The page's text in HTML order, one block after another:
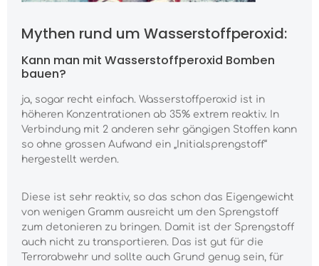
Mythen rund um Wasserstoffperoxid:
Kann man mit Wasserstoffperoxid Bomben
bauen?
ja, sogar recht einfach. Wasserstoffperoxid ist in
höheren Konzentrationen ab 35% extrem reaktiv. In
Verbindung mit 2 anderen sehr gängigen Stoffen kann
so ohne grossen Aufwand ein „Initialsprengstoff“
hergestellt werden.
Diese ist sehr reaktiv, so das schon das Eigengewicht
von wenigen Gramm ausreicht um den Sprengstoff
zum detonieren zu bringen. Damit ist der Sprengstoff
auch nicht zu transportieren. Das ist gut für die
Terrorabwehr und sollte auch Grund genug sein, für